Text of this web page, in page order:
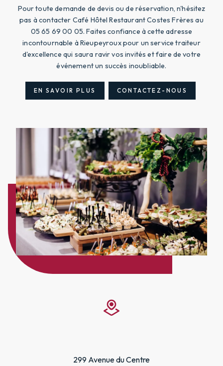
Pour toute demande de devis ou de réservation, n'hésitez
pas à contacter Café Hôtel Restaurant Costes Frères au
05 65 69 00 05. Faites confiance à cette adresse
incontournable à Rieupeyroux pour un service traiteur
d'excellence qui saura ravir vos invités et faire de votre
événement un succès inoubliable.
EN SAVOIR PLUS CONTACTEZ-NOUS
299 Avenue du Centre